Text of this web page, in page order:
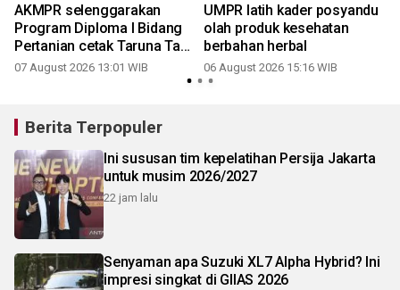
AKMPR selenggarakan
Program Diploma I Bidang
Pertanian cetak Taruna Tani
Huma Betang
07 August 2026 13:01 WIB
UMPR latih kader posyandu
olah produk kesehatan
berbahan herbal
06 August 2026 15:16 WIB
Berita Terpopuler
Ini sususan tim kepelatihan Persija Jakarta
untuk musim 2026/2027
22 jam lalu
Senyaman apa Suzuki XL7 Alpha Hybrid? Ini
impresi singkat di GIIAS 2026